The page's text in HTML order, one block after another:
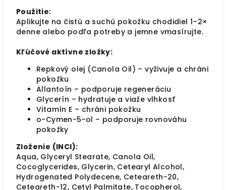
Použitie:
Aplikujte na čistú a suchú pokožku chodidiel 1–2×
denne alebo podľa potreby a jemne vmasírujte.
Kľúčové aktívne zložky:
Repkový olej (Canola Oil) – vyživuje a chráni
pokožku
Allantoín – podporuje regeneráciu
Glycerín – hydratuje a viaže vlhkosť
Vitamín E – chráni pokožku
o-Cymen-5-ol – podporuje rovnováhu
pokožky
Zloženie (INCI):
Aqua, Glyceryl Stearate, Canola Oil,
Cocoglycerides, Glycerin, Cetearyl Alcohol,
Hydrogenated Polydecene, Ceteareth-20,
Ceteareth-12, Cetyl Palmitate, Tocopherol,